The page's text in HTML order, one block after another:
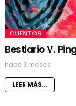
CUENTOS
Bestiario V.
hace 3 meses
LEER MÁS...